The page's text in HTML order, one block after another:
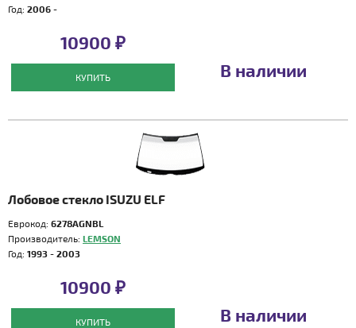
Год: 2006 -
10900 ₽
КУПИТЬ В наличии
Лобовое стекло ISUZU ELF
Еврокод: 6278AGNBL
Производитель: LEMSON
Год: 1993 - 2003
10900 ₽
КУПИТЬ В наличии